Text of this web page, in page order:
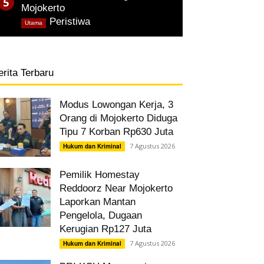
Mojokerto
Peristiwa,
Utama
Terbaru
Modus Lowongan Kerja, 3
Orang di Mojokerto Diduga
Tipu 7 Korban Rp630 Juta
Hukum dan Kriminal 7 Agustus 2026
Pemilik Homestay
Reddoorz Near Mojokerto
Laporkan Mantan
Pengelola, Dugaan
Kerugian Rp127 Juta
Hukum dan Kriminal 7 Agustus 2026